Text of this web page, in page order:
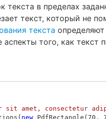
в пределах
текст, который не
текста определяют
того, как текст
sit amet, consectetur
( new PdfRectangle ( 70 ,